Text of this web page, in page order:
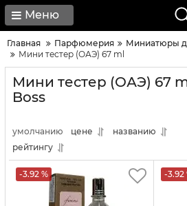
Меню
Главная Парфюмерия
Миниатюры
Мини тестер (ОАЭ) 67 ml
Мини тестер (ОАЭ) 67
Boss
умолчанию цене
названию
рейтингу
-3.92 % -3.92